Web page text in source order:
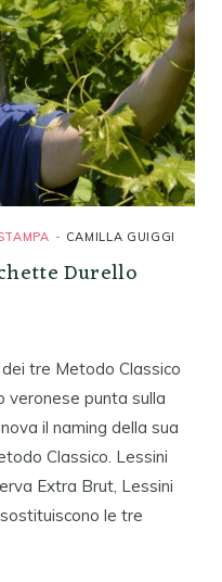
CAMILLA GUIGGI
Durello
tre Metodo Classico
veronese punta sulla
il naming della sua
Classico. Lessini
Extra Brut, Lessini
le tre